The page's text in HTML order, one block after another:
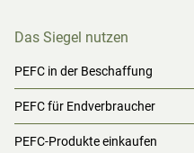
Das Siegel nutzen
PEFC in der Beschaffung
PEFC für Endverbraucher
PEFC-Produkte einkaufen